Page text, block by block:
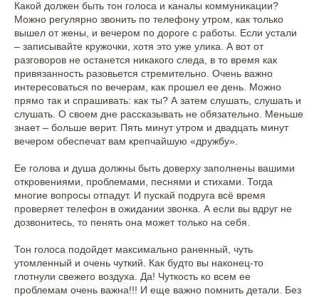
Какой должен быть тон голоса и каналы коммуникации?
Можно регулярно звонить по телефону утром, как только
вышел от жены, и вечером по дороге с работы. Если устали
– записывайте кружочки, хотя это уже улика. А вот от
разговоров не останется никакого следа, в то время как
привязанность разовьется стремительно. Очень важно
интересоваться по вечерам, как прошел ее день. Можно
прямо так и спрашивать: как ты? А затем слушать, слушать и
слушать. О своем дне рассказывать не обязательно. Меньше
знает – больше верит. Пять минут утром и двадцать минут
вечером обеспечат вам крепчайшую «дружбу».
Ее голова и душа должны быть доверху заполнены вашими
откровениями, проблемами, песнями и стихами. Тогда
многие вопросы отпадут. И пускай подруга всё время
проверяет телефон в ожидании звонка. А если вы вдруг не
дозвонитесь, то пенять она может только на себя.
Тон голоса подойдет максимально раненный, чуть
утомленный и очень чуткий. Как будто вы наконец-то
глотнули свежего воздуха. Да! Чуткость ко всем ее
проблемам очень важна!!! И еще важно помнить детали. Без